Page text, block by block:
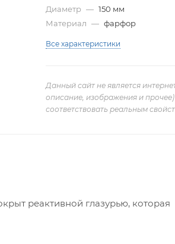
Диаметр — 150 мм
Материал — фарфор
Все характеристики
Данный сайт не является
описание, изображения и
соответствовать реальным
реактивной глазурью, которая